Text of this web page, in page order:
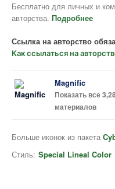
Бесплатно для личных и
авторства. Подробнее
Ссылка на авторство
Как ссылаться на
Magnific
Показать все
материалов
Больше иконок из пакета
Стиль: Special Lineal Color